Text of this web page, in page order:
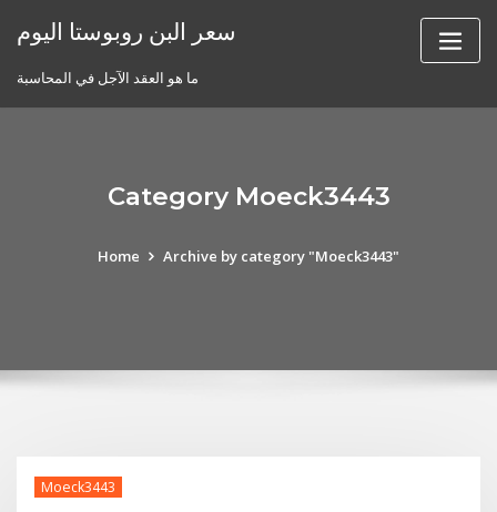
سعر البن روبوستا اليوم
ما هو العقد الآجل في المحاسبة
Category Moeck3443
Home Archive by category "Moeck3443"
Moeck3443